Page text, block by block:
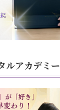
ルアカデミー